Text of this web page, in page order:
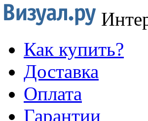
Как купить?
Доставка
Оплата
Гарантии